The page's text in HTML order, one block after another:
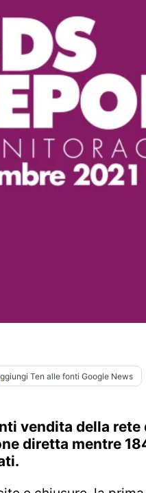
Ten alle fonti Google News
vendita della
diretta mentre